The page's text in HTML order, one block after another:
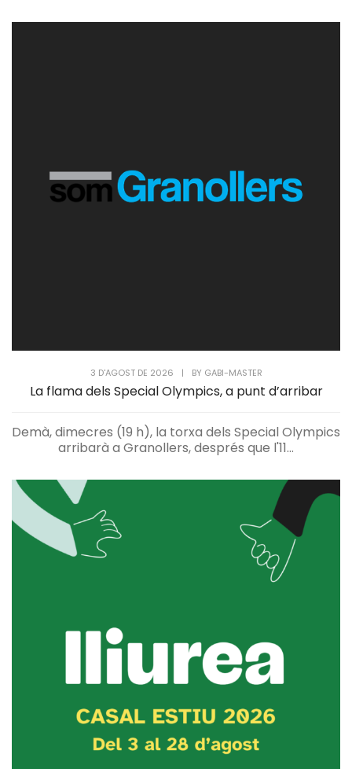
3 D'AGOST DE 2026 | BY GABI-MASTER
La flama dels Special Olympics, a punt d’arribar
Demà, dimecres (19 h), la torxa dels Special Olympics
arribarà a Granollers, després que l'11...